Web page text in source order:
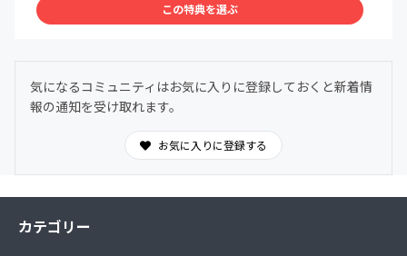
③ メンバー限定Discordコミュニティ
わからないことは気軽に質問OK。日常的に気づきや学び
を共有できます。
この特典を選ぶ
気になるコミュニティはお気に入りに登録しておくと新着情
報の通知を受け取れます。
お気に入りに登録する
カテゴリー